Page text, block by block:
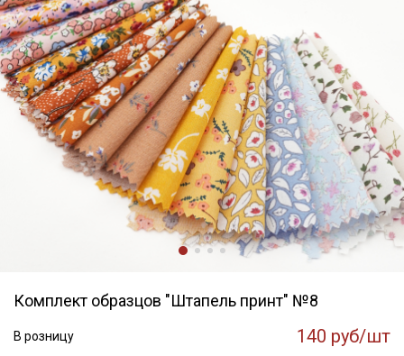
Комплект образцов "Штапель принт" №8
В розницу 140 руб/шт